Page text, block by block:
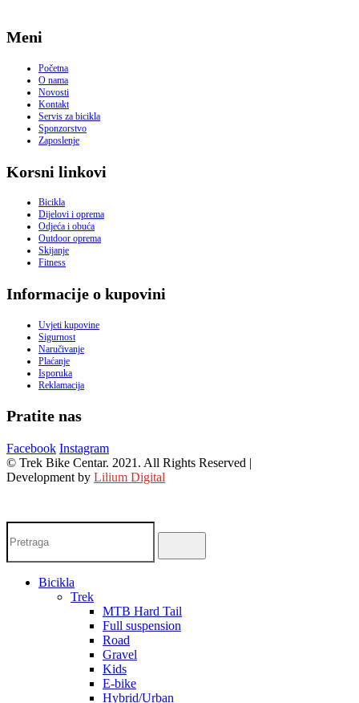
Meni
Početna
O nama
Novosti
Kontakt
Servis za bicikla
Sponzorstvo
Zaposlenje
Korsni linkovi
Bicikla
Dijelovi i oprema
Odjeća i obuća
Outdoor oprema
Skijanje
Fitness
Informacije o kupovini
Uvjeti kupovine
Sigurnost
Naručivanje
Plaćanje
Isporuka
Reklamacija
Pratite nas
Facebook Instagram
© Trek Bike Centar. 2021. All Rights Reserved |
Development by Lilium Digital
Bicikla
Trek
MTB Hard Tail
Full suspension
Road
Gravel
Kids
E-bike
Hybrid/Urban